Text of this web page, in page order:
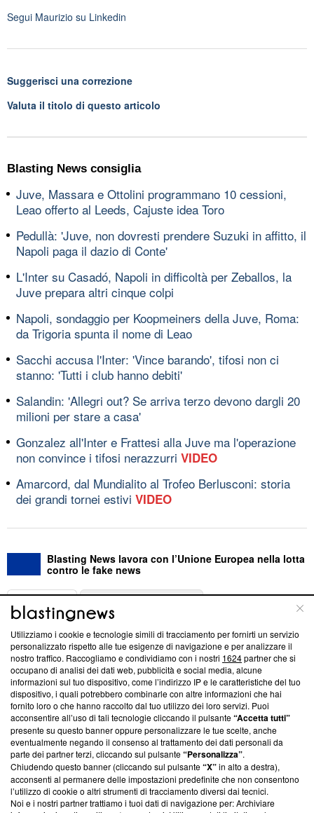
Segui Maurizio su Linkedin
Suggerisci una correzione
Valuta il titolo di questo articolo
Blasting News consiglia
Juve, Massara e Ottolini programmano 10 cessioni,
Leao offerto al Leeds, Cajuste idea Toro
Pedullà: 'Juve, non dovresti prendere Suzuki in affitto, il
Napoli paga il dazio di Conte'
L'Inter su Casadó, Napoli in difficoltà per Zeballos, la
Juve prepara altri cinque colpi
Napoli, sondaggio per Koopmeiners della Juve, Roma:
da Trigoria spunta il nome di Leao
Sacchi accusa l'Inter: 'Vince barando', tifosi non ci
stanno: 'Tutti i club hanno debiti'
Salandin: 'Allegri out? Se arriva terzo devono dargli 20
milioni per stare a casa'
Gonzalez all'Inter e Frattesi alla Juve ma l'operazione
non convince i tifosi nerazzurri VIDEO
Amarcord, dal Mundialito al Trofeo Berlusconi: storia
dei grandi tornei estivi VIDEO
Blasting News lavora con l’Unione Europea nella lotta
contro le fake news
ABOUT
Questa sezione offre informazioni trasparenti su Blasting
News, sui nostri processi editoriali e su come ci impegniamo a
creare news di qualità. Inoltre, afferma la nostra aderenza a
‘Trust Project - News with Integrity’Blasting News non è
ancora membro del programma, ma ha richiesto di farne
parte; Trust Project non ha ancora effettuato una verifica di
conformità agli standard.
Su di noi
Team editoriale
Corporate
Utilizziamo i cookie e tecnologie simili di tracciamento per fornirti un servizio
personalizzato rispetto alle tue esigenze di navigazione e per analizzare il
nostro traffico. Raccogliamo e condividiamo con i nostri 1624partner che si
occupano di analisi dei dati web, pubblicità e social media, alcune
informazioni sul tuo dispositivo, come l’indirizzo IP e le caratteristiche del tuo
dispositivo, i quali potrebbero combinarle con altre informazioni che hai
fornito loro o che hanno raccolto dal tuo utilizzo dei loro servizi. Puoi
acconsentire all’uso di tali tecnologie cliccando il pulsante“Accetta tutti”
presente su questo banner oppure personalizzare le tue scelte, anche
eventualmente negando il consenso al trattamento dei dati personali da
parte dei partner terzi, cliccando sul pulsante“Personalizza”.
Chiudendo questo banner (cliccando sul pulsante“X”in alto a destra),
acconsenti al permanere delle impostazioni predefinite che non consentono
l’utilizzo di cookie o altri strumenti di tracciamento diversi dai tecnici.
Noi e i nostri partner trattiamo i tuoi dati di navigazione per: Archiviare